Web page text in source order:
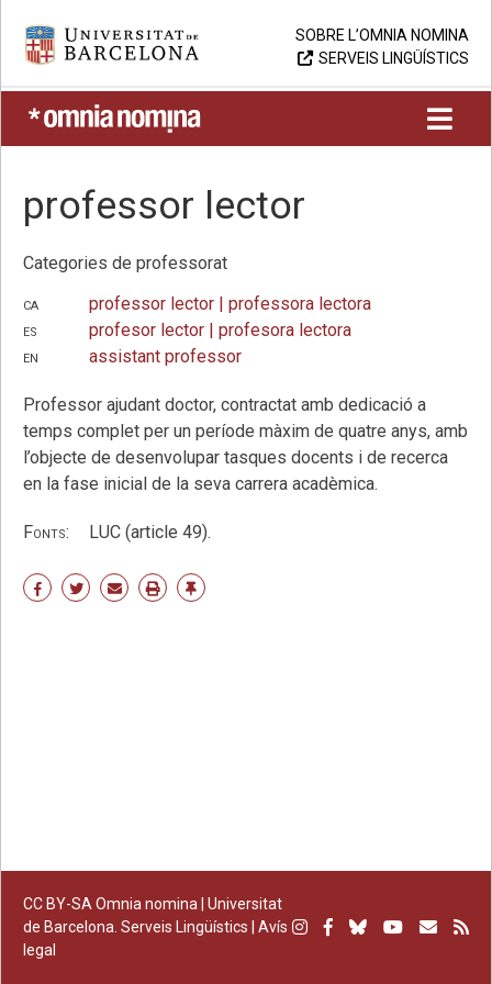
content
Universitat de Barcelona
SOBRE L’OMNIA NOMINA
SERVEIS LINGÜÍSTICS
UB > Omnia nomina
professor lector
Categories de professorat
ca
professor lector | professora lectora
es
profesor lector | profesora lectora
en
assistant professor
Professor ajudant doctor, contractat amb dedicació a
temps complet per un període màxim de quatre anys, amb
l’objecte de desenvolupar tasques docents i de recerca
en la fase inicial de la seva carrera acadèmica.
Fonts: LUC (article 49).
Share ShareSharePrint Enllaç
CC BY-SA Omnia nomina | Universitat
de Barcelona. Serveis Lingüístics
Avís
legal
Instagram
Facebook
BlueskyYoutube